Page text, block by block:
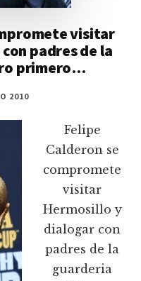
visitar
padres de la
primero…
2010
Felipe
Calderon se
compromete
visitar
Hermosillo y
dialogar con
padres de la
guarderia